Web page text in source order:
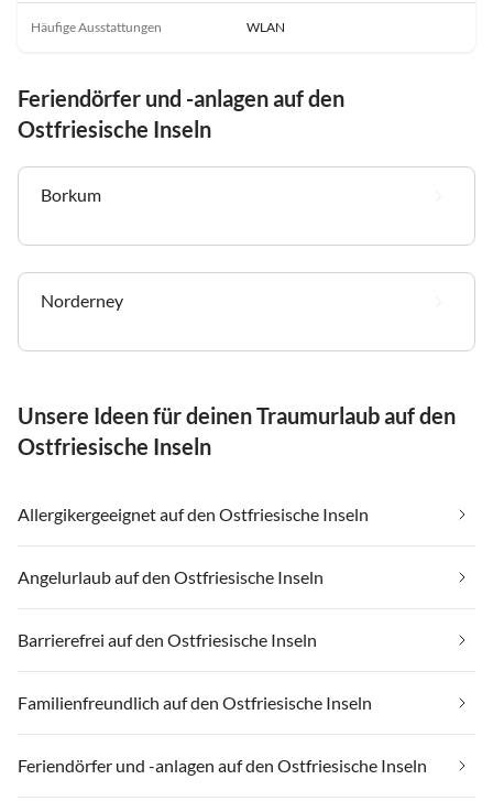
Häufige Ausstattungen WLAN
Feriendörfer und -anlagen auf den
Ostfriesische Inseln
Borkum
Norderney
Unsere Ideen für deinen Traumurlaub auf den
Ostfriesische Inseln
Allergikergeeignet auf den Ostfriesische Inseln
Angelurlaub auf den Ostfriesische Inseln
Barrierefrei auf den Ostfriesische Inseln
Familienfreundlich auf den Ostfriesische Inseln
Feriendörfer und -anlagen auf den Ostfriesische Inseln